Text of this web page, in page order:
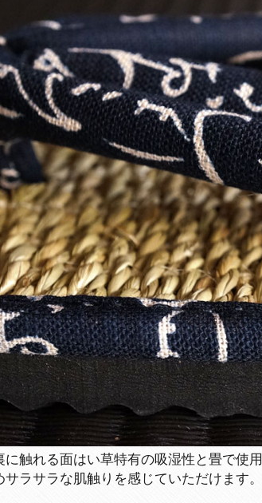
に触れる面はい草特有の吸湿性と畳で使
サラサラな肌触りを感じていただけます。